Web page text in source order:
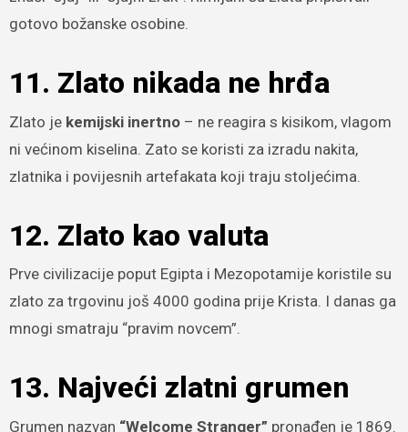
gotovo božanske osobine.
11. Zlato nikada ne hrđa
Zlato je kemijski inertno– ne reagira s kisikom, vlagom
ni većinom kiselina. Zato se koristi za izradu nakita,
zlatnika i povijesnih artefakata koji traju stoljećima.
12. Zlato kao valuta
Prve civilizacije poput Egipta i Mezopotamije koristile su
zlato za trgovinu još 4000 godina prije Krista. I danas ga
mnogi smatraju “pravim novcem”.
13. Najveći zlatni grumen
Grumen nazvan “Welcome Stranger” pronađen je 1869.